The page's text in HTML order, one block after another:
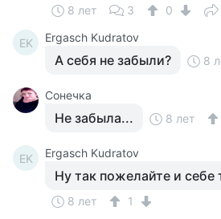
8 лет 3 0
EK Ergasch Kudratov
А себя не забыли? 8
Сонечка
Не забыла... 8 лет
EK Ergasch Kudratov
Ну так пожелайте и себе
8 лет 1